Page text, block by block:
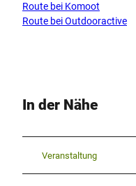
Route bei Komoot
Route bei Outdooractive
In der Nähe
Veranstaltung